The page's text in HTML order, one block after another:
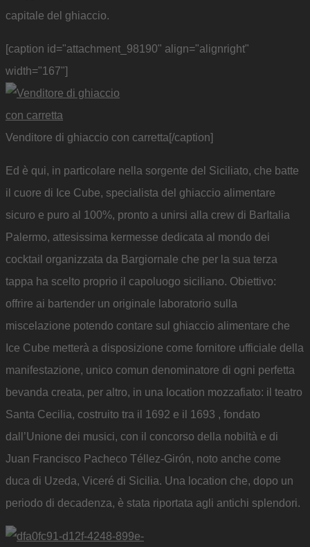
capitale del ghiaccio.
[caption id="attachment_98190" align="alignright"
width="167"]
Venditore di ghiaccio con carretta[/caption]
Ed è qui, in particolare nella sorgente del Siciliato, che batte
il cuore di Ice Cube, specialista del ghiaccio alimentare
sicuro e puro al 100%, pronto a unirsi alla crew di BarItalia
Palermo, attesissima kermesse dedicata al mondo dei
cocktail organizzata da Bargiornale che per la sua terza
tappa ha scelto proprio il capoluogo siciliano. Obiettivo:
offrire ai bartender un originale laboratorio sulla
miscelazione potendo contare sul ghiaccio alimentare che
Ice Cube metterà a disposizione come fornitore ufficiale della
manifestazione, unico comun denominatore di ogni perfetta
bevanda creata, per altro, in una location mozzafiato: il teatro
Santa Cecilia, costruito tra il 1692 e il 1693 , fondato
dall’Unione dei musici, con il concorso della nobiltà e di
Juan Francisco Pacheco Téllez-Girón, noto anche come
duca di Uzeda, Viceré di Sicilia. Una location che, dopo un
periodo di decadenza, è stata riportata agli antichi splendori.